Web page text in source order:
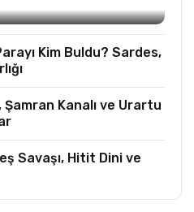
Kim Buldu? Sardes,
Şamran Kanalı ve Urartu
Savaşı, Hitit Dini ve